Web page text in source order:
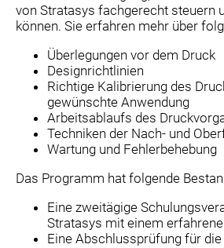
von Stratasys fachgerecht steuern
können. Sie erfahren mehr über
Überlegungen vor dem Druck
Designrichtlinien
Richtige Kalibrierung des
gewünschte Anwendung
Arbeitsablaufs des
Techniken der Nach- und
Wartung und Fehlerbehebung
Das Programm hat folgende
Eine zweitägige
Stratasys mit einem
Eine Abschlussprüfung für